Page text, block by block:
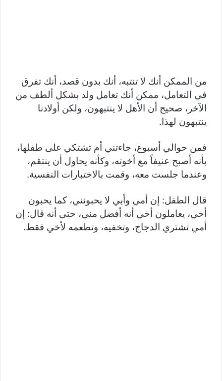
من الممكن أنك لا تنتبه، أنك بدون قصد، أنك تفرق
في التعامل، ممكن أنك تعامل ولد بشكل ألطف من
الآخر، صحيح أن الأهل لا ينتبهون، ولكن أولادنا
ينتبهون لهذا.
فمن حوالي أسبوع، جاءتني أم تشتكي على طفلها،
بأنه أصبح عنيفاً مع أخوته، وكأنه يحاول أن ينتقم،
وعندما جلست معه، وقمت بالاختبارات النفسية.
قال الطفل: إن أمي وأبي لا يحبونني، كما يحبون
أخي، يعاملون أخي أنه أفضل مني، حتى أنه قال: إن
أمي تشتري الدجاج، وتخفيه، وتطعمه لأخي فقط.